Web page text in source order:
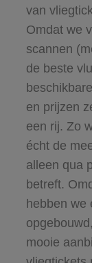
van
Omdat we
scannen
de beste
en prijzen
een rij. Zo
écht de
alleen qua
betreft.
hebben we
mooie